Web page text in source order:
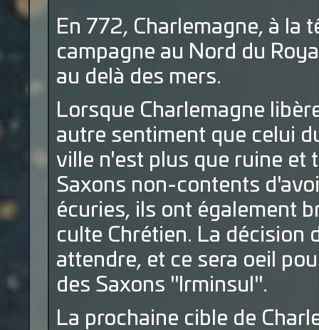
En 772, Charlemagne, à la
campagne au Nord du
au delà des mers.
Lorsque Charlemagne
autre sentiment que celui
ville n'est plus que ruine et
Saxons non-contents
écuries, ils ont également
culte Chrétien. La décision
attendre, et ce sera oeil
des Saxons "Irminsul".
La prochaine cible de